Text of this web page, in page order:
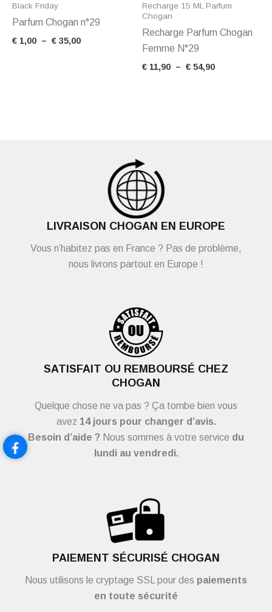
Black Friday
Parfum Chogan n°29
€ 1,00 – € 35,00
Recharge 15 ML Parfum
Chogan
Recharge Parfum Chogan
Femme N°29
€ 11,90 – € 54,90
LIVRAISON CHOGAN EN EUROPE
Vous n’habitez pas en France ? Pas de problème,
nous livrons partout en Europe !
SATISFAIT OU REMBOURSÉ CHEZ
CHOGAN
Quelque chose ne va pas ? Ça tombe bien vous
avez 14 jours pour changer d’avis.
Besoin d’aide ? Nous sommes à votre service du
lundi au vendredi.
PAIEMENT SÉCURISÉ CHOGAN
Nous utilisons le cryptage SSL pour des paiements
en toute sécurité